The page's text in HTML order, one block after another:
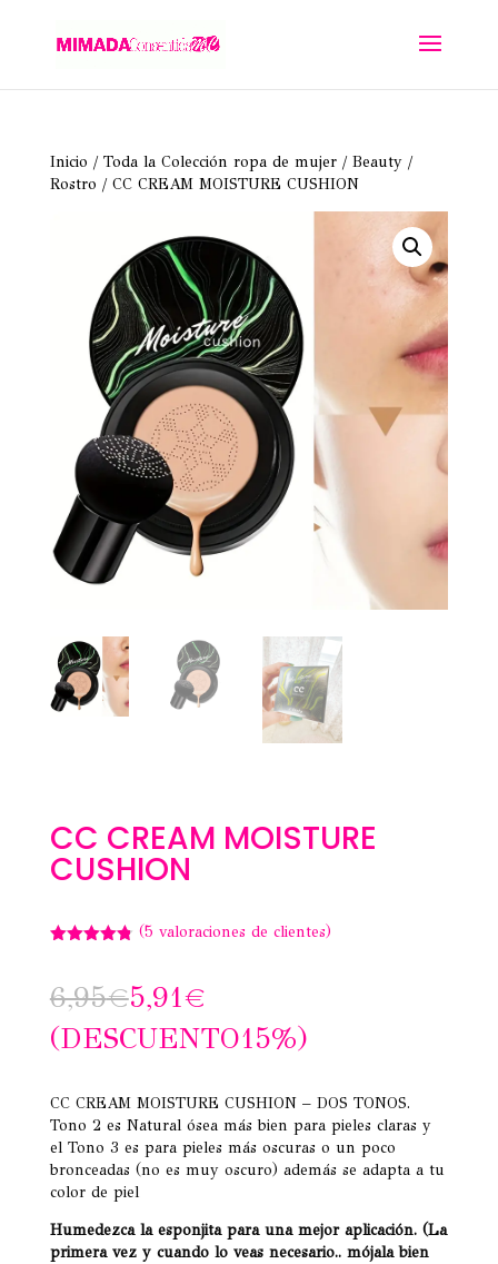
Inicio / Toda la Colección ropa de mujer/ Beauty/
Rostro / CC CREAM MOISTURE CUSHION
CC CREAM MOISTURE
CUSHION
5 en base
a
s de
clientes
(5 valoraciones de clientes)
6,95€5,91€
(DESCUENTO15%)
CC CREAM MOISTURE CUSHION – DOS TONOS.
Tono 2 es Natural ósea más bien para pieles claras y
el Tono 3 es para pieles más oscuras o un poco
bronceadas (no es muy oscuro) además se adapta a tu
color de piel
Humedezca la esponjita para una mejor aplicación. (La
primera vez y cuando lo veas necesario.. mójala bien